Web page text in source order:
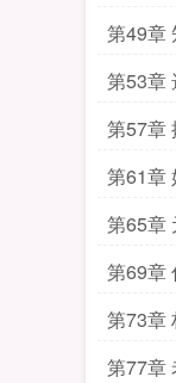
第49章
第53章
第57章
第61章
第65章
生
第69章
第73章
第77章